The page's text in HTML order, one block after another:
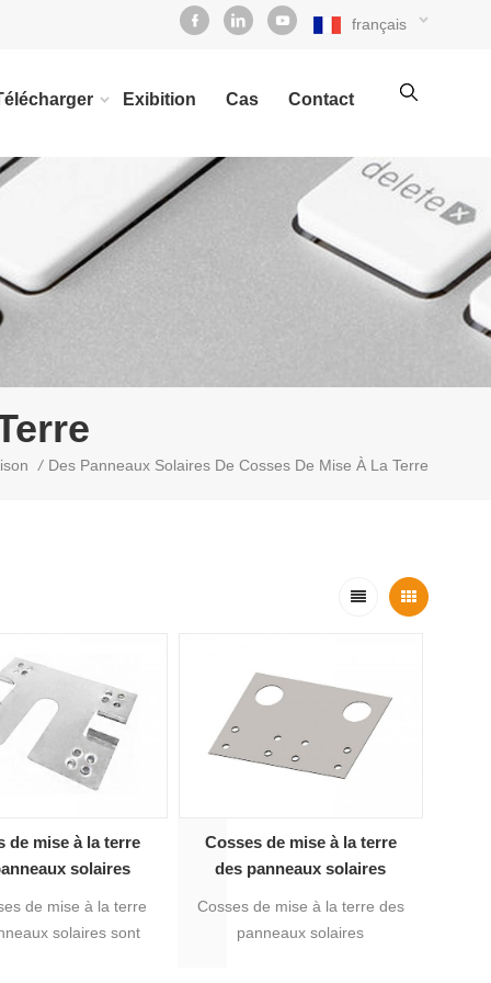
français
Exibition Cas Contact
/ Des Panneaux Solaires De Cosses De Mise À La Terre
de mise à la terre
solaires
de mise à la terre
solaires sont
Cosses de mise à la terre
des panneaux solaires
Cosses de mise à la terre des
panneaux solaires